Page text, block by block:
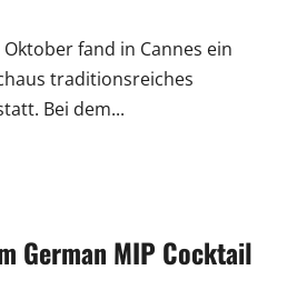
fand in Cannes ein
traditionsreiches
Bei dem...
German MIP Cocktail